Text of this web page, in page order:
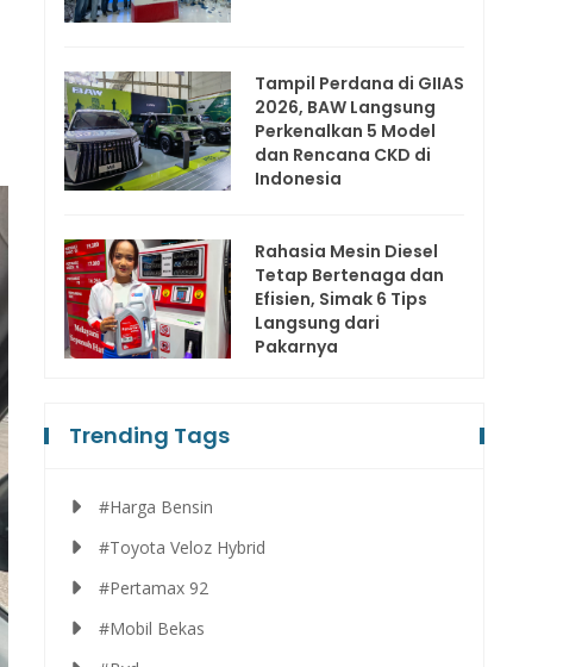
Tampil Perdana di GIIAS
2026, BAW Langsung
Perkenalkan 5 Model
dan Rencana CKD di
Indonesia
Rahasia Mesin Diesel
Tetap Bertenaga dan
Efisien, Simak 6 Tips
Langsung dari
Pakarnya
Trending Tags
#Harga Bensin
#Toyota Veloz Hybrid
#Pertamax 92
#Mobil Bekas